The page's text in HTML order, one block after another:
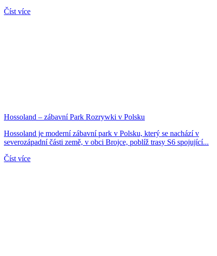
Číst více
Hossoland – zábavní Park Rozrywki v Polsku
Hossoland je moderní zábavní park v Polsku, který se nachází v
severozápadní části země, v obci Brojce, poblíž trasy S6 spojující...
Číst více